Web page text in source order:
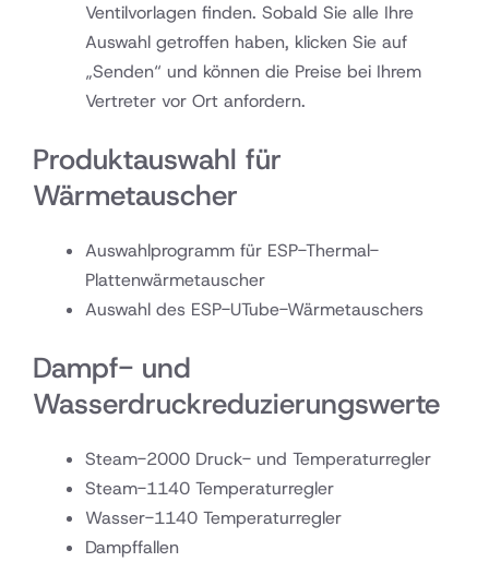
Ventilvorlagen finden. Sobald Sie alle Ihre
Auswahl getroffen haben, klicken Sie auf
„Senden“ und können die Preise bei Ihrem
Vertreter vor Ort anfordern.
Produktauswahl für
Wärmetauscher
Auswahlprogramm für ESP-Thermal-
Plattenwärmetauscher
Auswahl des ESP-UTube-Wärmetauschers
Dampf- und
Wasserdruckreduzierungswerte
Steam-2000 Druck- und Temperaturregler
Steam-1140 Temperaturregler
Wasser-1140 Temperaturregler
Dampffallen